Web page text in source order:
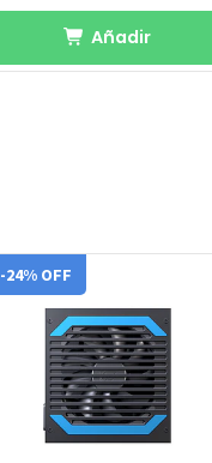
Añadir
-24% OFF